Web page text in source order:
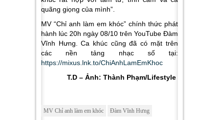
quãng giọng của mình”.
MV “Chỉ anh làm em khóc” chính thức phát
hành lúc 20h ngày 08/10 trên YouTube Đàm
Vĩnh Hưng. Ca khúc cũng đã có mặt trên
các nền tảng nhạc số tại:
https://mixus.lnk.to/ChiAnhLamEmKhoc
T.D – Ảnh: Thành Phạm/Lifestyle
MV Chỉ anh làm em khóc Đàm Vĩnh Hưng